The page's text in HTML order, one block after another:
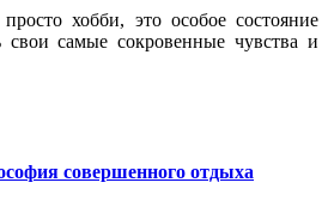
хобби, это особое состояние
свои самые сокровенные чувства и
совершенного отдыха